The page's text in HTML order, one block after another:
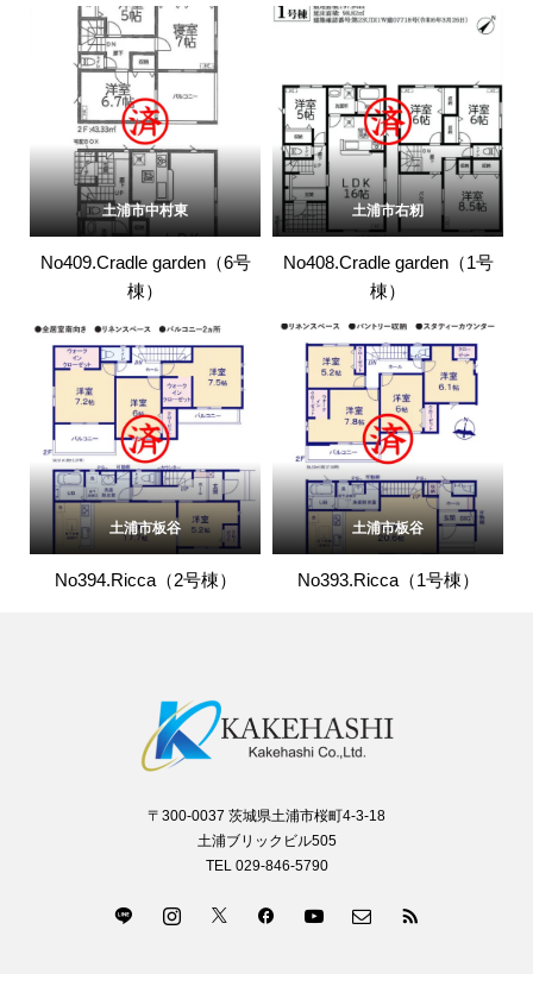
土浦市中村東
No409.Cradle garden（6号
棟）
土浦市右籾
No408.Cradle garden（1号
棟）
土浦市板谷
No394.Ricca（2号棟）
土浦市板谷
No393.Ricca（1号棟）
〒300-0037 茨城県土浦市桜町4-3-18
土浦ブリックビル505
TEL 029-846-5790